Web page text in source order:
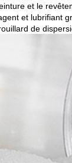
et le
et lubrifiant
de